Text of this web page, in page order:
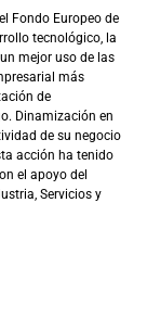
Fondo Europeo de
tecnológico, la
mejor uso de las
más
de
Dinamización en
de su negocio
acción ha tenido
el apoyo del
Servicios y